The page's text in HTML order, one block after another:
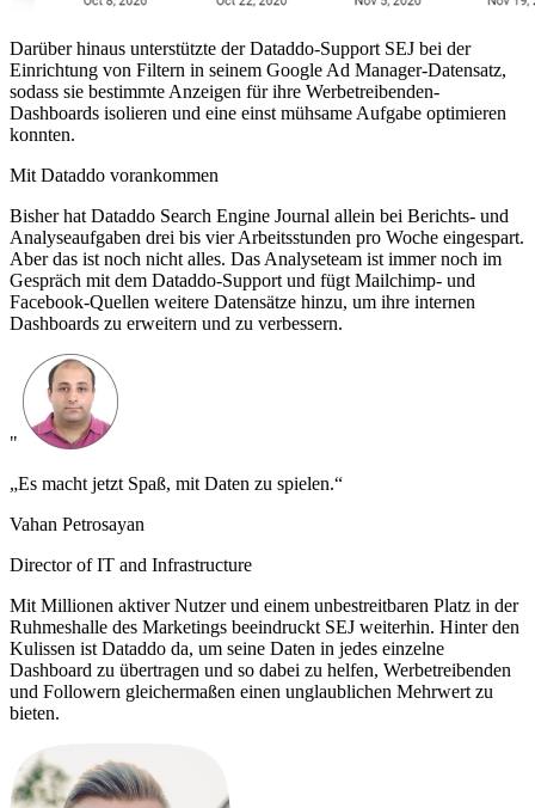
Darüber hinaus unterstützte der Dataddo-Support SEJ bei der
Einrichtung von Filtern in seinem Google Ad Manager-Datensatz,
sodass sie bestimmte Anzeigen für ihre Werbetreibenden-
Dashboards isolieren und eine einst mühsame Aufgabe optimieren
konnten.
Mit Dataddo vorankommen
Bisher hat Dataddo Search Engine Journal allein bei Berichts- und
Analyseaufgaben drei bis vier Arbeitsstunden pro Woche eingespart.
Aber das ist noch nicht alles. Das Analyseteam ist immer noch im
Gespräch mit dem Dataddo-Support und fügt Mailchimp- und
Facebook-Quellen weitere Datensätze hinzu, um ihre internen
Dashboards zu erweitern und zu verbessern.
"
„Es macht jetzt Spaß, mit Daten zu spielen.“
Vahan Petrosayan
Director of IT and Infrastructure
Mit Millionen aktiver Nutzer und einem unbestreitbaren Platz in der
Ruhmeshalle des Marketings beeindruckt SEJ weiterhin. Hinter den
Kulissen ist Dataddo da, um seine Daten in jedes einzelne
Dashboard zu übertragen und so dabei zu helfen, Werbetreibenden
und Followern gleichermaßen einen unglaublichen Mehrwert zu
bieten.